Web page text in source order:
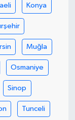
Konya
Muğla
Osmaniye
Sinop
Tunceli